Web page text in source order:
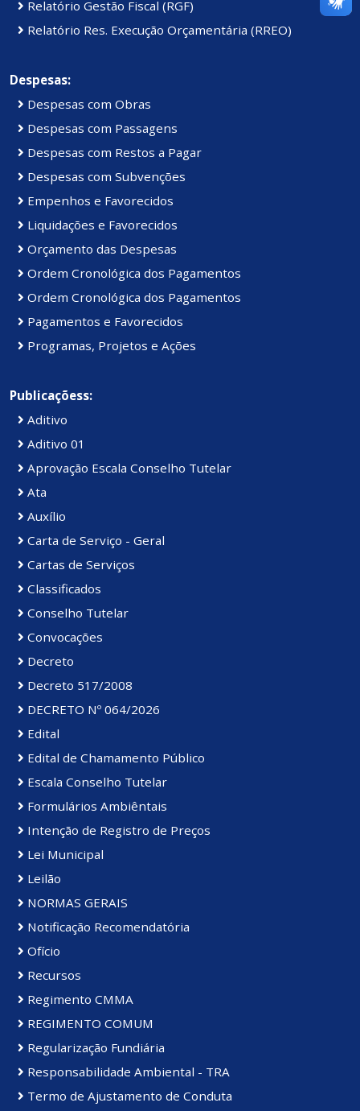
Relatório Gestão Fiscal (RGF)
Relatório Res. Execução Orçamentária (RREO)
Despesas:
Despesas com Obras
Despesas com Passagens
Despesas com Restos a Pagar
Despesas com Subvenções
Empenhos e Favorecidos
Liquidações e Favorecidos
Orçamento das Despesas
Ordem Cronológica dos Pagamentos
Ordem Cronológica dos Pagamentos
Pagamentos e Favorecidos
Programas, Projetos e Ações
Publicaçõess:
Aditivo
Aditivo 01
Aprovação Escala Conselho Tutelar
Ata
Auxílio
Carta de Serviço - Geral
Cartas de Serviços
Classificados
Conselho Tutelar
Convocações
Decreto
Decreto 517/2008
DECRETO Nº 064/2026
Edital
Edital de Chamamento Público
Escala Conselho Tutelar
Formulários Ambiêntais
Intenção de Registro de Preços
Lei Municipal
Leilão
NORMAS GERAIS
Notificação Recomendatória
Ofício
Recursos
Regimento CMMA
REGIMENTO COMUM
Regularização Fundiária
Responsabilidade Ambiental - TRA
Termo de Ajustamento de Conduta